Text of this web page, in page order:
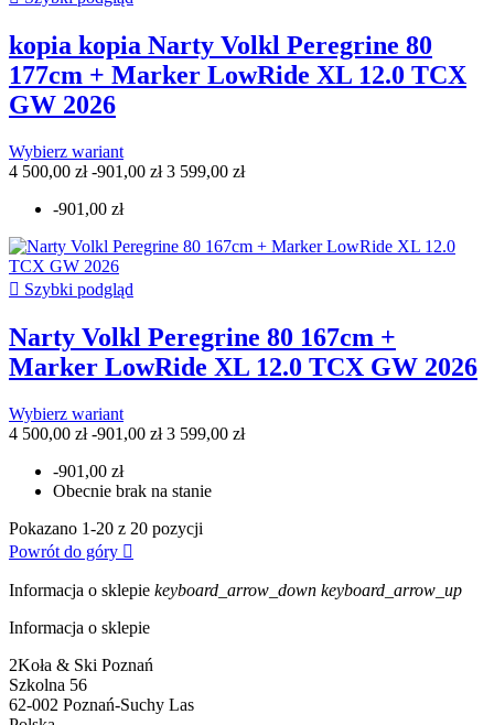
kopia kopia Narty Volkl Peregrine 80
177cm + Marker LowRide XL 12.0 TCX
GW 2026
Wybierz wariant
4 500,00 zł -901,00 zł 3 599,00 zł
-901,00 zł
 Szybki podgląd
Narty Volkl Peregrine 80 167cm +
Marker LowRide XL 12.0 TCX GW 2026
Wybierz wariant
4 500,00 zł -901,00 zł 3 599,00 zł
-901,00 zł
Obecnie brak na stanie
Pokazano 1-20 z 20 pozycji
Powrót do góry 
Informacja o sklepie keyboard_arrow_down keyboard_arrow_up
Informacja o sklepie
2Koła & Ski Poznań
Szkolna 56
62-002 Poznań-Suchy Las